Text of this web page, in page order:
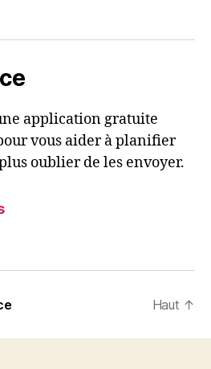
application gratuite
vous aider à planifier
oublier de les envoyer.
Haut ↑